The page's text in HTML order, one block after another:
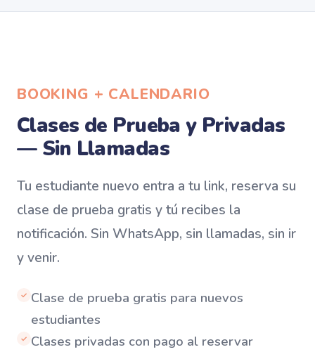
BOOKING + CALENDARIO
Clases de Prueba y Privadas
— Sin Llamadas
Tu estudiante nuevo entra a tu link, reserva su
clase de prueba gratis y tú recibes la
notificación. Sin WhatsApp, sin llamadas, sin ir
y venir.
✓ Clase de prueba gratis para nuevos
estudiantes
✓ Clases privadas con pago al reservar